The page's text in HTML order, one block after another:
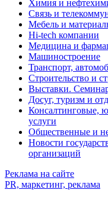
Химия и
Связь и
Мебель и
Hi-tech компании
Медицина и
Машиностроение
Транспорт,
Строительство и
Выставки.
Досуг, туризм и
Консалтинговые,
услуги
Общественные и
Новости
организаций
Реклама на сайте
PR, маркетинг, реклама